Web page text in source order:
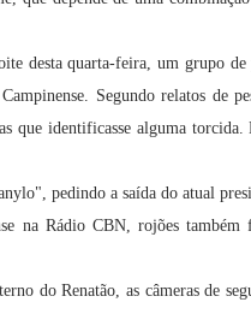
desta quarta-feira, um grupo de
Segundo relatos de
que identificasse alguma
pedindo a saída do atual
na Rádio CBN, rojões também
do Renatão, as câmeras de